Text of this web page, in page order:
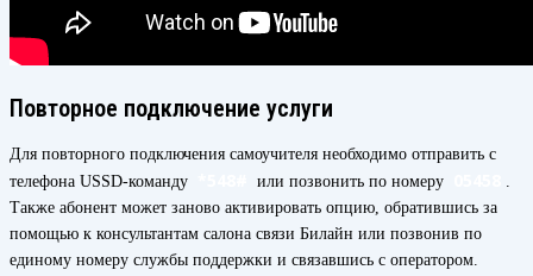
Повторное подключение услуги
Для повторного подключения самоучителя необходимо отправить с
телефона USSD-команду
или позвонить по номеру
.
Также абонент может заново активировать опцию, обратившись за
помощью к консультантам салона связи Билайн или позвонив по
единому номеру службы поддержки и связавшись с оператором.